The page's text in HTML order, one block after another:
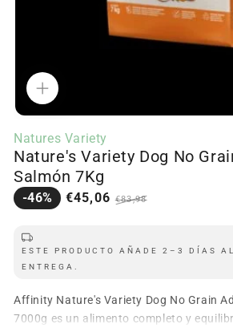
contenido
multimedia
1
en
modal
Natures Variety
Nature's Variety Dog No
Salmón 7Kg
-46%
Precio
€45,06 Precio
€83,98
ESTE PRODUCTO AÑADE 2–3 DÍAS
ENTREGA.
Affinity Nature's Variety Dog No Grain
7000g es un alimento completo y